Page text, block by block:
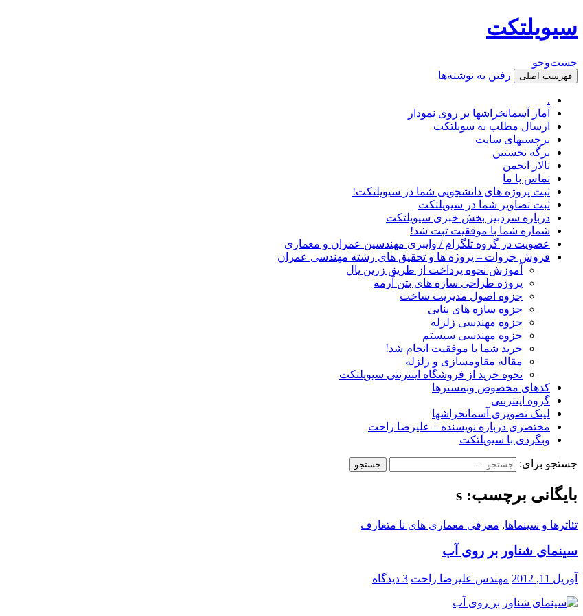
سیویلتکت
جست‌وجو
فهرست اصلی رفتن به نوشته‌ها
.
آمار آسمانخراشها بر روی نمودار
ارسال مطلب به سویلتکت
برچسبهای سایت
برگه نخستین
تالار انجمن
تماس با ما
ثبت پروژه های دانشجویی شما در سیویلتکت!
ثبت تصاویر شما در سیویلتکت
درباره سردبیر بخش خبری سیویلتکت
شماره شما با موفقیت ثبت شد!
عضویت در گروه تلگرام / وایبری مهندسین عمران و معماری
فروش جزوات – پروژه ها و تحقیق های رشته مهندسی عمران
آموزش نحوه پرداخت از طریق زرین پال
پروژه طراحی سازه های بتن آرمه
جزوه اصول مدیریت ساخت
جزوه سازه های بنایی
جزوه مهندسی زلزله
جزوه مهندسی سیستم
خرید شما با موفقیت انجام شد!
مقاله مقاومسازی و زلزله
نحوه خرید از فروشگاه اینترنتی سیویلتکت
کدهای مخصوص وبمسترها
گروه اینترنتی
لینک تصویری آسمانخراشها
مختصری درباره نویسنده – علیرضا راحت
وبگردی با سیویلتکت
جستجو برای:
بایگانی برچسب: s
تئاترها و سینماها, معرفی معماری های نا متعارف
سینمای شناور بر روی آب
آوریل 11, 2012 مهندس علیرضا راحت 3 دیدگاه